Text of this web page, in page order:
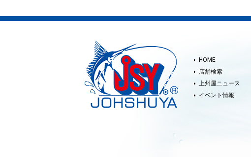
HOME
店舗検索
上州屋ニュース
イベント情報